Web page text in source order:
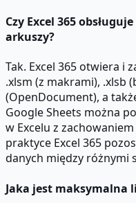
Czy Excel 365
arkuszy?
Tak. Excel 365 otwiera i
.xlsm (z makrami), .xlsb
(OpenDocument), a
Google Sheets można
w Excelu z
praktyce Excel 365
danych między różnymi
Jaka jest maksymalna